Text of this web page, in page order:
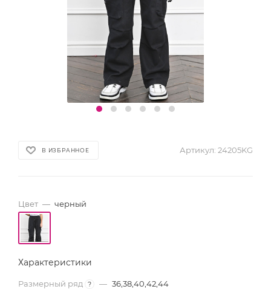
В ИЗБРАННОЕ Артикул: 24205KG
Цвет — черный
Характеристики
Размерный ряд ? — 36,38,40,42,44